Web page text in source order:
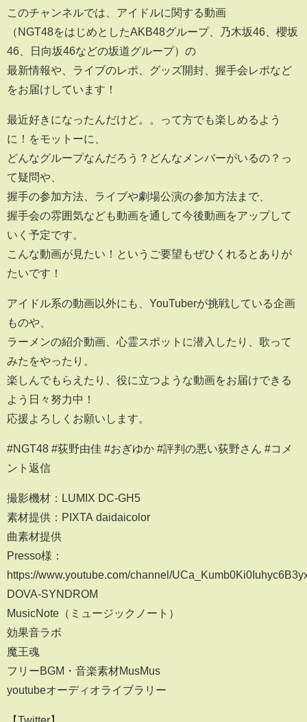
このチャンネルでは、アイドルに関する動画
（NGT48をはじめとしたAKB48グループ、乃木坂46、櫻坂
46、日向坂46などの坂道グループ）の
最新情報や、ライブのレポ、グッズ開封、握手会レポなど
をお届けしています！
最近好きになったんだけど。。って方でも楽しめるよう
に！をモットーに、
どんなグループなんだろう？どんなメンバーがいるの？っ
て疑問や、
握手の参加方法、ライブや劇場公演の参加方法まで、
握手会の雰囲気なども動画を通して今後動画をアップして
いく予定です。
こんな動画が見たい！というご要望もぜひくれるとありが
たいです！
アイドル系の動画以外にも、YouTuberが挑戦している企画
ものや、
ラーメンの紹介動画、心霊スポットに潜入したり、歌って
みたをやったり。
楽しんでもらえたり、役に立つような動画をお届けできる
よう日々努力中！
応援よろしくお願いします。
#NGT48 #荻野由佳 #おぎゆか #評判の悪い荻野さん #コメ
ント返信
撮影機材：LUMIX DC-GH5
素材提供：PIXTA daidaicolor
曲素材提供
Presso様：
https://www.youtube.com/channel/
DOVA-SYNDROM
MusicNote（ミュージックノート）
効果音ラボ
魔王魂
フリーBGM・音楽素材MusMus
youtubeオーディオライブラリー